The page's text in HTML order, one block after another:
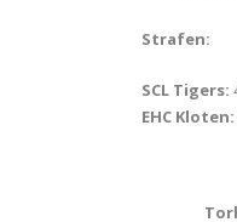
Strafen:
SCL Tigers:
EHC Kloten: